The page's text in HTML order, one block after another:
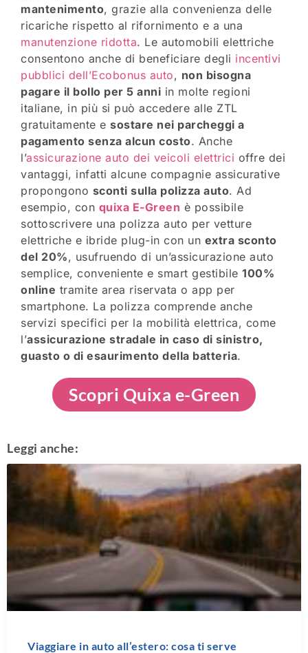
mantenimento, grazie alla convenienza delle
ricariche rispetto al rifornimento e a una
manutenzione ridotta. Le automobili elettriche
consentono anche di beneficiare degli incentivi
pubblici dell’Ecobonus auto, non bisogna
pagare il bollo per 5 anni in molte regioni
italiane, in più si può accedere alle ZTL
gratuitamente e sostare nei parcheggi a
pagamento senza alcun costo. Anche
l’assicurazione auto dei veicoli elettrici offre dei
vantaggi, infatti alcune compagnie assicurative
propongono sconti sulla polizza auto. Ad
esempio, con quixa E-Green è possibile
sottoscrivere una polizza auto per vetture
elettriche e ibride plug-in con un extra sconto
del 20%, usufruendo di un’assicurazione auto
semplice, conveniente e smart gestibile 100%
online tramite area riservata o app per
smartphone. La polizza comprende anche
servizi specifici per la mobilità elettrica, come
l’assicurazione stradale in caso di sinistro,
guasto o di esaurimento della batteria.
Scopri Quixa e-Green
Leggi anche:
Viaggiare in auto all’estero: cosa ti serve